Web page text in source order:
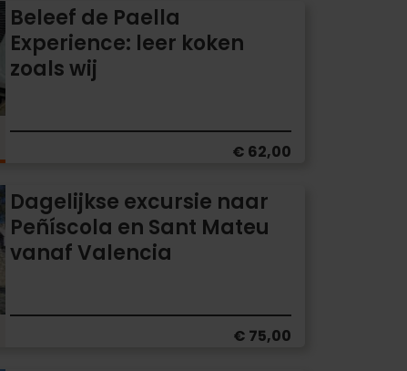
Beleef de Paella
Experience: leer koken
zoals wij
€ 62,00
Dagelijkse excursie naar
Peñíscola en Sant Mateu
vanaf Valencia
€ 75,00